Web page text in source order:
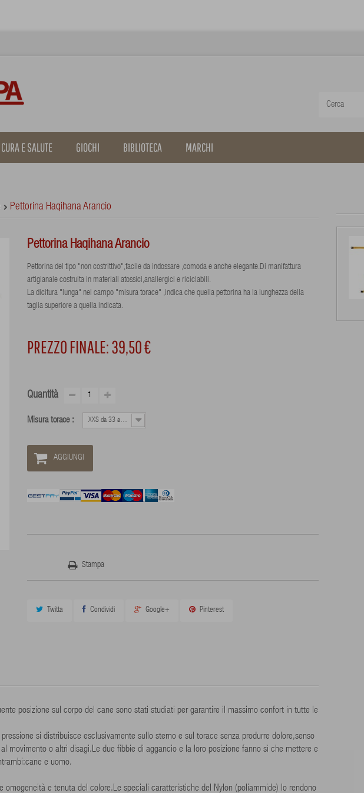
CURA E SALUTE GIOCHI BIBLIOTECA MARCHI
Pettorina Haqihana Arancio
Pettorina Haqihana Arancio
Pettorina del tipo "non costrittivo",facile da indossare ,comoda e anche elegante.Di manifattura
artigianale costruita in materiali atossici,anallergici e riciclabili.
La dicitura "lunga" nel campo "misura torace" ,indica che quella pettorina ha la lunghezza della
taglia superiore a quella indicata.
PREZZO FINALE:39,50 €
Quantità
Misura torace : XXS da 33 a 45 cm.
AGGIUNGI
Stampa
Twitta Condividi Google+ Pinterest
posizione sul corpo del cane sono stati studiati per garantire il massimo confort in tutte le
si distribuisce esclusivamente sullo sterno e sul torace senza produrre dolore,senso
movimento o altri disagi.Le due fibbie di aggancio e la loro posizione fanno sì che mettere e
e uomo.
e tenuta del colore.Le speciali caratteristiche del Nylon (poliammide) lo rendono